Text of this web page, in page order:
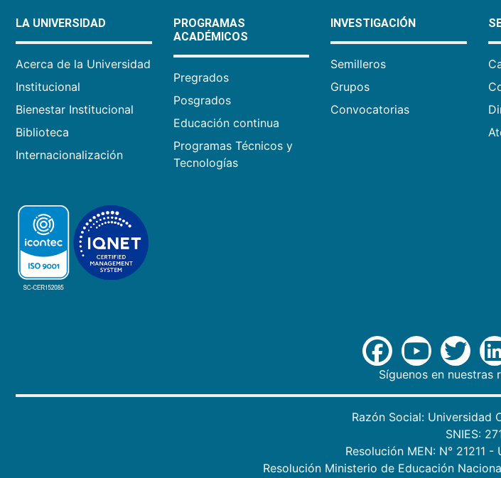
LA UNIVERSIDAD
Acerca de la Universidad
Institucional
Bienestar Institucional
Biblioteca
Internacionalización
PROGRAMAS
ACADÉMICOS
Pregrados
Posgrados
Educación continua
Programas Técnicos y
Tecnologías
INVESTIGACIÓN
Semilleros
Grupos
Convocatorias
Síguenos en nuestras
Razón Social: Universidad
SNIES:
Resolución MEN: N° 21211
Resolución Ministerio de Educación